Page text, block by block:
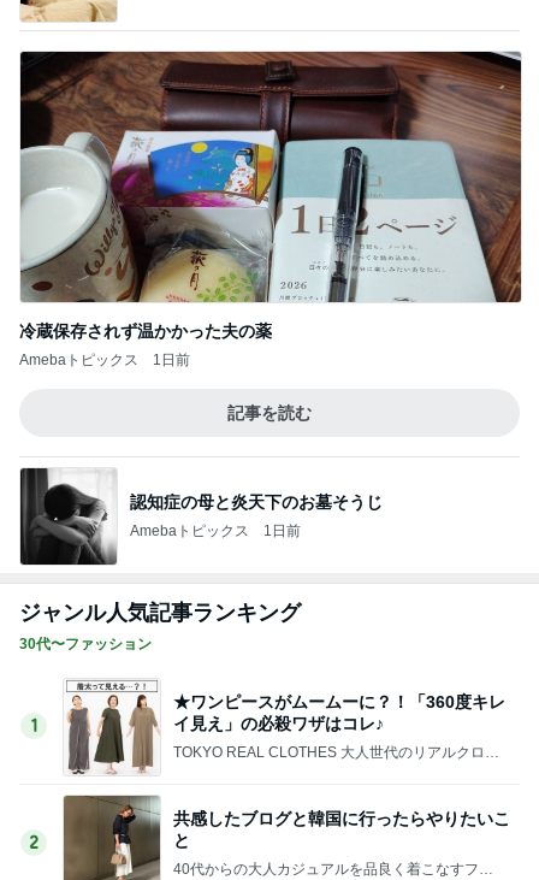
冷蔵保存されず温かかった夫の薬
Amebaトピックス 1日前
記事を読む
認知症の母と炎天下のお墓そうじ
Amebaトピックス 1日前
ジャンル人気記事ランキング
30代〜ファッション
1
★ワンピースがムームーに？！「360度キレ
イ見え」の必殺ワザはコレ♪
TOKYO REAL CLOTHES 大人世代のリアルクロー
2
共感したブログと韓国に行ったらやりたいこ
と
40代からの大人カジュアルを品良く着こなすファ